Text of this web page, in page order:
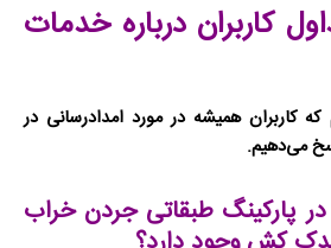
کاربران درباره خدمات
سوال مهم که کاربران همیشه در مورد امدادرسانی در
می‌دهیم.
پارکینگ طبقاتی جردن خراب